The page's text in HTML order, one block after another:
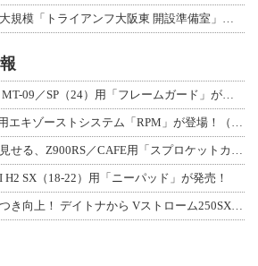
SX（18-22）用「ニーパッド」が発売！